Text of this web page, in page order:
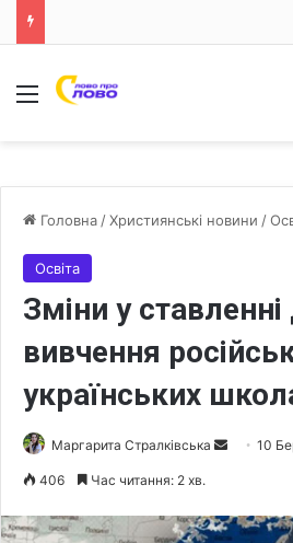
Меню
Головна /Християнські новини /
Освіта
Зміни у ставленні
вивчення
українських
Маргарита Стралківська
d
10
406 Час читання: 2 хв.